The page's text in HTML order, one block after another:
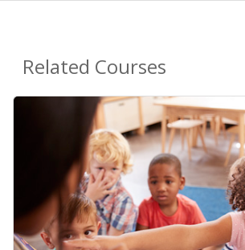
Related Courses